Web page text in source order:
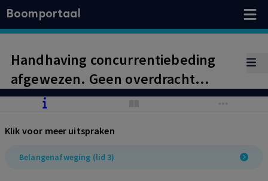
Boomportaal
Handhaving concurrentiebeding
afgewezen. Geen overdracht
specifieke bedrijfskennis en/of
Klik voor meer uitspraken
Belangenafweging (lid 3)